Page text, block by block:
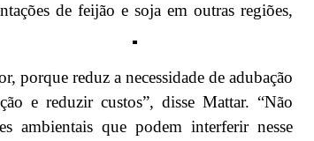
de feijão e soja em outras regiões,
local.
porque reduz a necessidade de adubação
e reduzir custos”, disse Mattar. “Não
ambientais que podem interferir nesse